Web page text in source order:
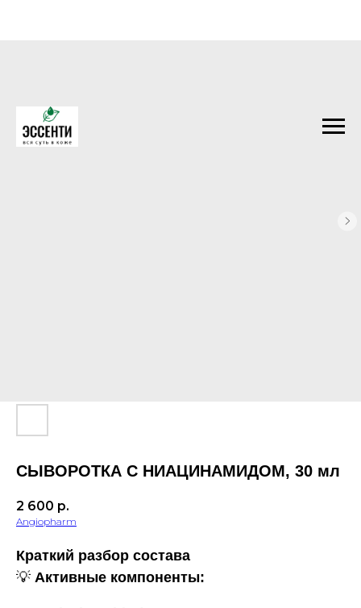
СЫВОРОТКА С НИАЦИНАМИДОМ, 30 мл
2 600 р.
Angiopharm
Краткий разбор состава
💡 Активные компоненты: